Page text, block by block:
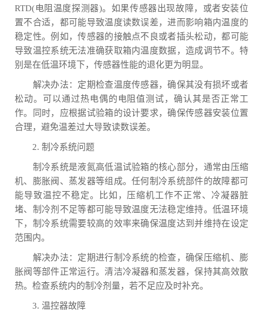
RTD(电阻温度探测器)。如果传感器出现故障，或者安装位
置不合适，都可能导致温度读数误差，进而影响箱内温度的
稳定性。例如，传感器的接触点不良或者插头松动，都可能
导致温控系统无法准确获取箱内温度数据，造成调节不。特
别是在低温环境下，传感器性能的退化更为明显。
解决办法：定期检查温度传感器，确保其没有损坏或者
松动。可以通过热电偶的电阻值测试，确认其是否正常工
作。同时，应根据试验箱的设计要求，确保传感器安装位置
合理，避免温差过大导致读数误差。
2. 制冷系统问题
制冷系统是液氮高低温试验箱的核心部分，通常由压缩
机、膨胀阀、蒸发器等组成。任何制冷系统部件的故障都可
能导致温控不稳定。比如，压缩机工作不正常、冷凝器脏
堵、制冷剂不足等都可能导致温度无法稳定维持。低温环境
下，制冷系统需要较高的效率来确保温度达到并维持在设定
范围内。
解决办法：定期进行制冷系统的检查，确保压缩机、膨
胀阀等部件正常运行。清洁冷凝器和蒸发器，保持其高效散
热。检查系统内的制冷剂量，若不足应及时补充。
3. 温控器故障